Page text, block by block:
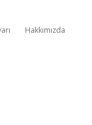
Hakkımızda